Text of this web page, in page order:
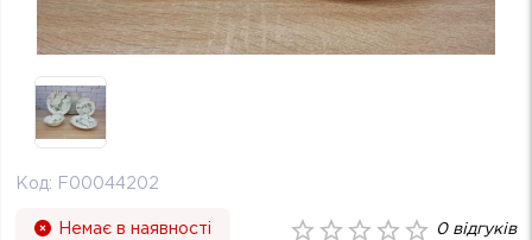
Код: F00044202
Немає в наявності 0відгуків